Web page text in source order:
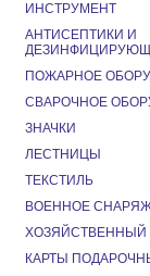
ИНСТРУМЕНТ
АНТИСЕПТИКИ И
ПОЖАРНОЕ
СВАРОЧНОЕ
ЗНАЧКИ
ЛЕСТНИЦЫ
ТЕКСТИЛЬ
ВОЕННОЕ
ХОЗЯЙСТВЕННЫЙ
КАРТЫ